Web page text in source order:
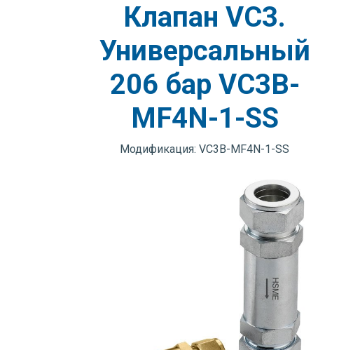
Клапан VC3.
Универсальный
206 бар VC3B-
MF4N-1-SS
Модификация: VC3B-MF4N-1-SS